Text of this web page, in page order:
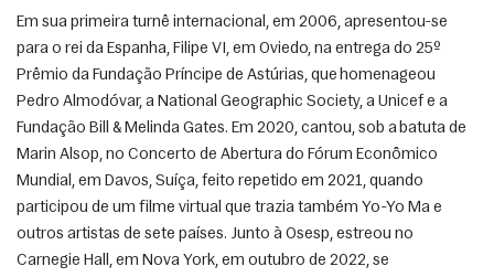
Em sua primeira turnê internacional, em 2006, apresentou-se
para o rei da Espanha, Filipe VI, em Oviedo, na entrega do 25º
Prêmio da Fundação Príncipe de Astúrias, que homenageou
Pedro Almodóvar, a National Geographic Society, a Unicef e a
Fundação Bill & Melinda Gates. Em 2020, cantou, sob a batuta de
Marin Alsop, no Concerto de Abertura do Fórum Econômico
Mundial, em Davos, Suíça, feito repetido em 2021, quando
participou de um filme virtual que trazia também Yo-Yo Ma e
outros artistas de sete países. Junto à Osesp, estreou no
Carnegie Hall, em Nova York, em outubro de 2022, se